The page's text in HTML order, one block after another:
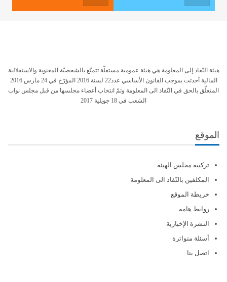
هيئة النّفاذ إلى المعلومة هي هيئة عمومية مستقلّة تتمتّع بالشخصيّة المعنوية والاستقلالية
المالية أحدثت بموجب القانون الأساسي عدد22 لسنة 2016 المؤرّخ في 24 مارس 2016
المتعلّق بالحق في النّفاذ الى المعلومة وتمّ انتخاب أعضاء مجلسها من قبل مجلس نواب
الشعب في 18 جويلية 2017
الموقع
تركيبة مجلس الهيئة
المكلفين بالنّفاذ الى المعلومة
خريطة الموقع
روابط هامة
النشرة الإخبارية
أسئلة متواترة
اتصل بنا